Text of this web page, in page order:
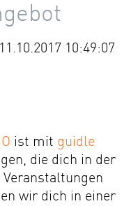
10:49:07
ist mit guidle
die dich in der
wir dich in einer